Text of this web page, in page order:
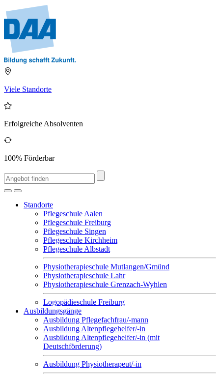
Viele Standorte
Erfolgreiche Absolventen
100% Förderbar
Standorte
Pflegeschule Aalen
Pflegeschule Freiburg
Pflegeschule Singen
Pflegeschule Kirchheim
Pflegeschule Albstadt
Physiotherapieschule Mutlangen/Gmünd
Physiotherapieschule Lahr
Physiotherapieschule Grenzach-Wyhlen
Logopädieschule Freiburg
Ausbildungsgänge
Ausbildung Pflegefachfrau/-mann
Ausbildung Altenpflegehelfer/-in
Ausbildung Altenpflegehelfer/-in (mit
Deutschförderung)
Ausbildung Physiotherapeut/-in